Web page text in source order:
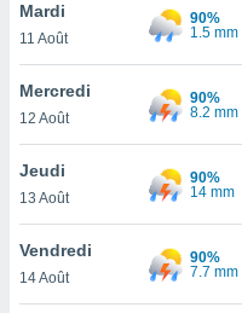
le
ainsi
un
la
du
Mardi
11 Août
90%
1.5 mm
Mercredi
12 Août
90%
8.2 mm
Jeudi
13 Août
90%
14 mm
Vendredi
14 Août
90%
7.7 mm